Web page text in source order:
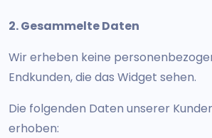
2. Gesammelte Daten
Wir erheben keine
Endkunden, die das Widget sehen.
Die folgenden Daten unserer
erhoben: